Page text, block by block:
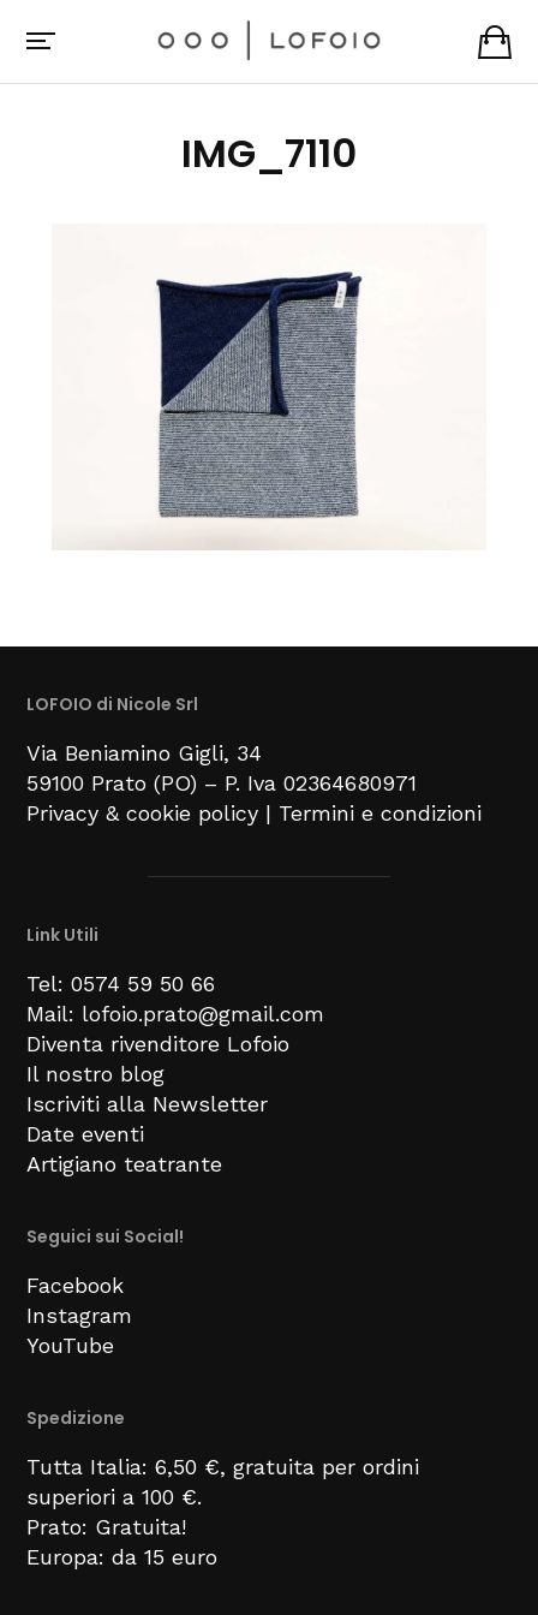
IMG_7110
LOFOIO di Nicole Srl
Via Beniamino Gigli, 34
59100 Prato (PO) – P. Iva 02364680971
Privacy & cookie policy | Termini e condizioni
Link Utili
Tel: 0574 59 50 66
Mail: lofoio.prato@gmail.com
Diventa rivenditore Lofoio
Il nostro blog
Iscriviti alla Newsletter
Date eventi
Artigiano teatrante
Seguici sui Social!
Facebook
Instagram
YouTube
Spedizione
Tutta Italia: 6,50 €, gratuita per ordini
superiori a 100 €.
Prato: Gratuita!
Europa: da 15 euro